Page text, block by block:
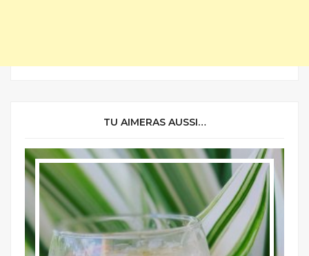
TU AIMERAS AUSSI…
LA CUISINE ANTILLAISE LES BOISSONS
LES RECETTES DE